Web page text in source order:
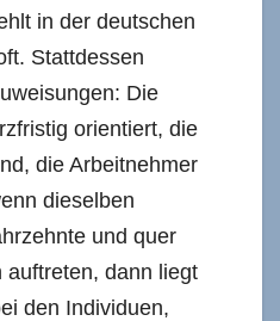
in der deutschen
Stattdessen
Die
orientiert, die
die Arbeitnehmer
dieselben
und quer
auftreten, dann liegt
den Individuen,